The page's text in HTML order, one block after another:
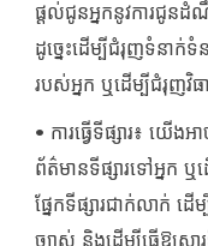
ផ្តល់ជូនអ្នកនូវការជូនដំ
ដូច្នេះដើម្បីជំរុញទំនាក់
របស់អ្នក ឬដើម្បីជំរុញវិធ
• ការធ្វើទីផ្សារ៖ យើងអ
ព័ត៌មានទីផ្សារទៅអ្នក ឬដ
ផ្នែកទីផ្សារជាក់លាក់
ច្បាស់ និងដើម្បីធ្វើឱ្យស